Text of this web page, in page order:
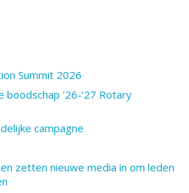
Summit 2026
‘26-‘27 Rotary
campagne
zetten nieuwe media in om leden